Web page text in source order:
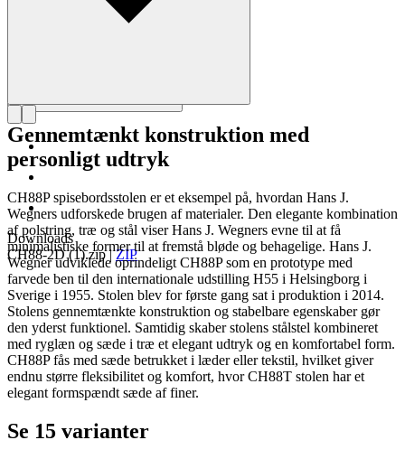
Downloads
CH88-2D (1).zip|ZIP
Gennemtænkt konstruktion med
personligt udtryk
CH88P spisebordsstolen er et eksempel på, hvordan Hans J.
Wegners udforskede brugen af materialer. Den elegante kombination
af polstring, træ og stål viser Hans J. Wegners evne til at få
minimalistiske former til at fremstå bløde og behagelige. Hans J.
Wegner udviklede oprindeligt CH88P som en prototype med
farvede ben til den internationale udstilling H55 i Helsingborg i
Sverige i 1955. Stolen blev for første gang sat i produktion i 2014.
Stolens gennemtænkte konstruktion og stabelbare egenskaber gør
den yderst funktionel. Samtidig skaber stolens stålstel kombineret
med ryglæn og sæde i træ et elegant udtryk og en komfortabel form.
CH88P fås med sæde betrukket i læder eller tekstil, hvilket giver
endnu større fleksibilitet og komfort, hvor CH88T stolen har et
elegant formspændt sæde af finer.
Se 15 varianter